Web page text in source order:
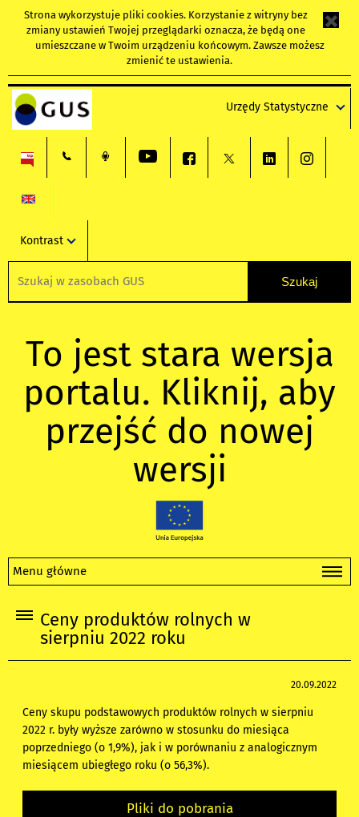
Strona wykorzystuje pliki cookies. Korzystanie z witryny bez
zmiany ustawień Twojej przeglądarki oznacza, że będą one
umieszczane w Twoim urządzeniu końcowym. Zawsze możesz
zmienić te ustawienia.
Urzędy Statystyczne
Kontrast
To jest stara wersja
portalu. Kliknij, aby
przejść do nowej
wersji
Menu główne
Ceny produktów rolnych w
sierpniu 2022 roku
20.09.2022
Ceny skupu podstawowych produktów rolnych w sierpniu
2022 r. były wyższe zarówno w stosunku do miesiąca
poprzedniego (o 1,9%), jak i w porównaniu z analogicznym
miesiącem ubiegłego roku (o 56,3%).
Pliki do pobrania